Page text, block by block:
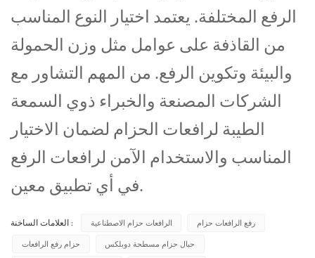
الرفع المختلفة. يعتمد اختيار النوع المناسب
من القاذفة على عوامل مثل وزن الحمولة
والبيئة وتكوين الرفع. من المهم التشاور مع
الشركات المصنعة والخبراء ذوي السمعة
الطيبة لرافعات الحزام لضمان الاختيار
المناسب والاستخدام الآمن لرافعات الرفع
في أي تطبيق معين.
العلامات الساخنة : الرافعات حزام الاصطناعية رفع الرافعات حزام
حزام رفع الرافعات حبال حزام مسطحة دوبلكس